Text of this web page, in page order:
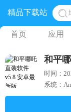
精品下载站
首页 应用
和平
时间：
系统：